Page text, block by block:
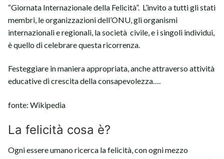
“Giornata Internazionale della Felicità”. L’invito a tutti gli stati
membri, le organizzazioni dell’ONU, gli organismi
internazionali e regionali, la società civile, e i singoli individui,
è quello di celebrare questa ricorrenza.
Festeggiare in maniera appropriata, anche attraverso attività
educative di crescita della consapevolezza….
fonte: Wikipedia
La felicità cosa è?
Ogni essere umano ricerca la felicità, con ogni mezzo